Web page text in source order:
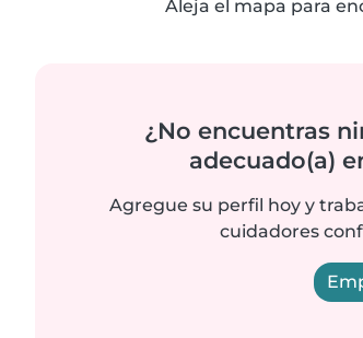
Aleja el mapa para
¿No encuentras
adecuado(a)
Agregue su perfil hoy y
cuidadores